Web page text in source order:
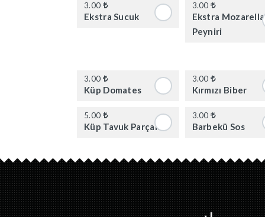
3.00
Ekstra Sucuk
3.00
Ekstra Mozarella
Peyniri
3.00
Küp Domates
3.00
Kırmızı Biber
5.00
Küp Tavuk Parçaları
3.00
Barbekü Sos